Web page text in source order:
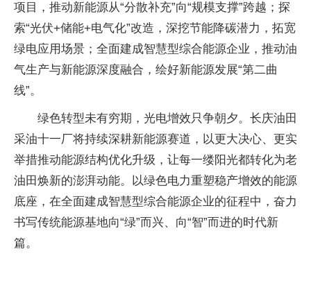
项目，推动新能源从“分散补充”向“规模支撑”跨越；探
索“光伏+储能+电气化”改造，深挖节能降碳潜力，拓宽
绿电应用场景；全面建成智慧型综合能源企业，推动油
气生产与新能源深度融合，绘好新能源发展“第二曲
线”。
绿色转型未有穷期，光电增效只争朝夕。长庆油田
采油十一厂将持续深耕新能源赛道，以更大决心、更实
举措推动能源结构优化升级，让每一缕阳光都转化为老
油田焕新的澎湃动能。以绿色电力重塑稳产增效的能源
底座，在全面建成智慧型综合能源企业的征程中，奋力
书写传统能源基地向“绿”而兴、向“智”而进的时代新
篇。